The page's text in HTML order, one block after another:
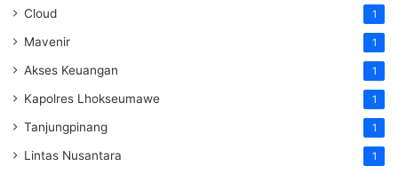
Cloud 1
Mavenir 1
Akses Keuangan 1
Kapolres Lhokseumawe 1
Tanjungpinang 1
Lintas Nusantara 1